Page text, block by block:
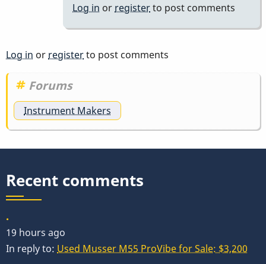
Log in or registerto post comments
Log in or registerto post comments
Forums
Instrument Makers
Recent comments
.
19 hours ago
In reply to: Used Musser M55 ProVibe for Sale: $3,200